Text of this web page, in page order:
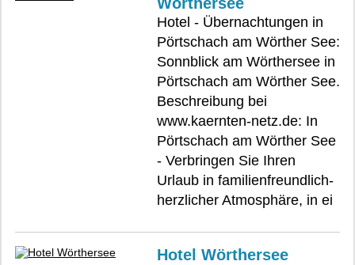
Hotel - Übernachtungen in
Pörtschach am Wörther See:
Sonnblick am Wörthersee in
Pörtschach am Wörther See.
Beschreibung bei
www.kaernten-netz.de: In
Pörtschach am Wörther See
- Verbringen Sie Ihren
Urlaub in familienfreundlich-
herzlicher Atmosphäre, in ei
Hotel Wörthersee